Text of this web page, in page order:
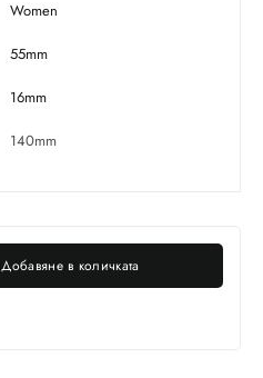
Women
55mm
16mm
140mm
Добавяне в количката